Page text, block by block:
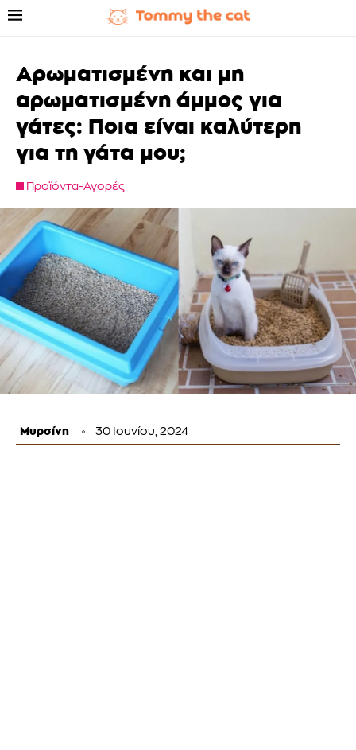
Αρωματισμένη και μη
αρωματισμένη άμμος για
γάτες: Ποια είναι καλύτερη
για τη γάτα μου;
Προϊόντα-Αγορές
Μυρσίνη 30 Ιουνίου, 2024